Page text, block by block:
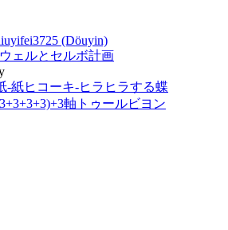
(Döuyin)
ウェルとセルボ計画
-紙ヒコーキ-ヒラヒラする蝶
軸トゥールビヨン